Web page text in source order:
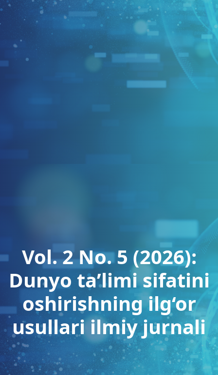
Vol. 2 No. 5 (2026):
Dunyo ta’limi sifatini
oshirishning ilg‘or
usullari ilmiy jurnali